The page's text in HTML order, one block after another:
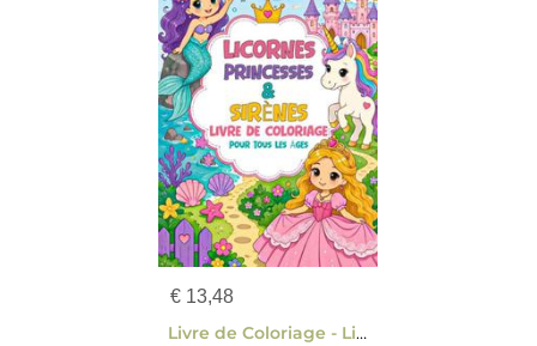
€ 13,48
Livre de Coloriage - Licornes Princesses & Sirènes